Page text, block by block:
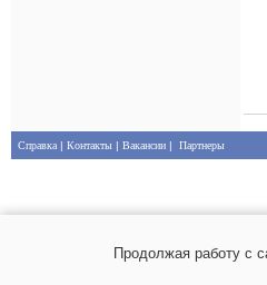
Справка | Контакты | Вакансии | Партнеры
Продолжая работу с